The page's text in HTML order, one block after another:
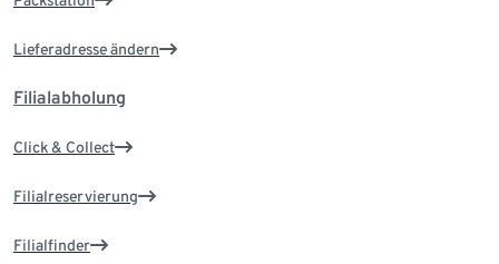
Lieferadresse ändern
Filialabholung
Click & Collect
Filialreservierung
Filialfinder